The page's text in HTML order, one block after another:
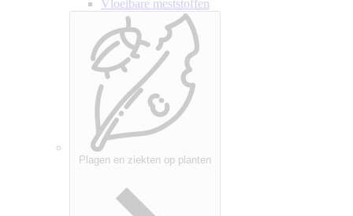
Vloeibare meststoffen
Plagen en ziekten op planten